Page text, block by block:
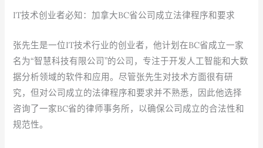
IT技术创业者必知：加拿大BC省公司成立法律程序和要求
张先生是一位IT技术行业的创业者，他计划在BC省成立一家
名为“智慧科技有限公司”的公司，专注于开发人工智能和大数
据分析领域的软件和应用。尽管张先生对技术方面很有研
究，但对公司成立的法律程序和要求并不熟悉，因此他选择
咨询了一家BC省的律师事务所，以确保公司成立的合法性和
规范性。